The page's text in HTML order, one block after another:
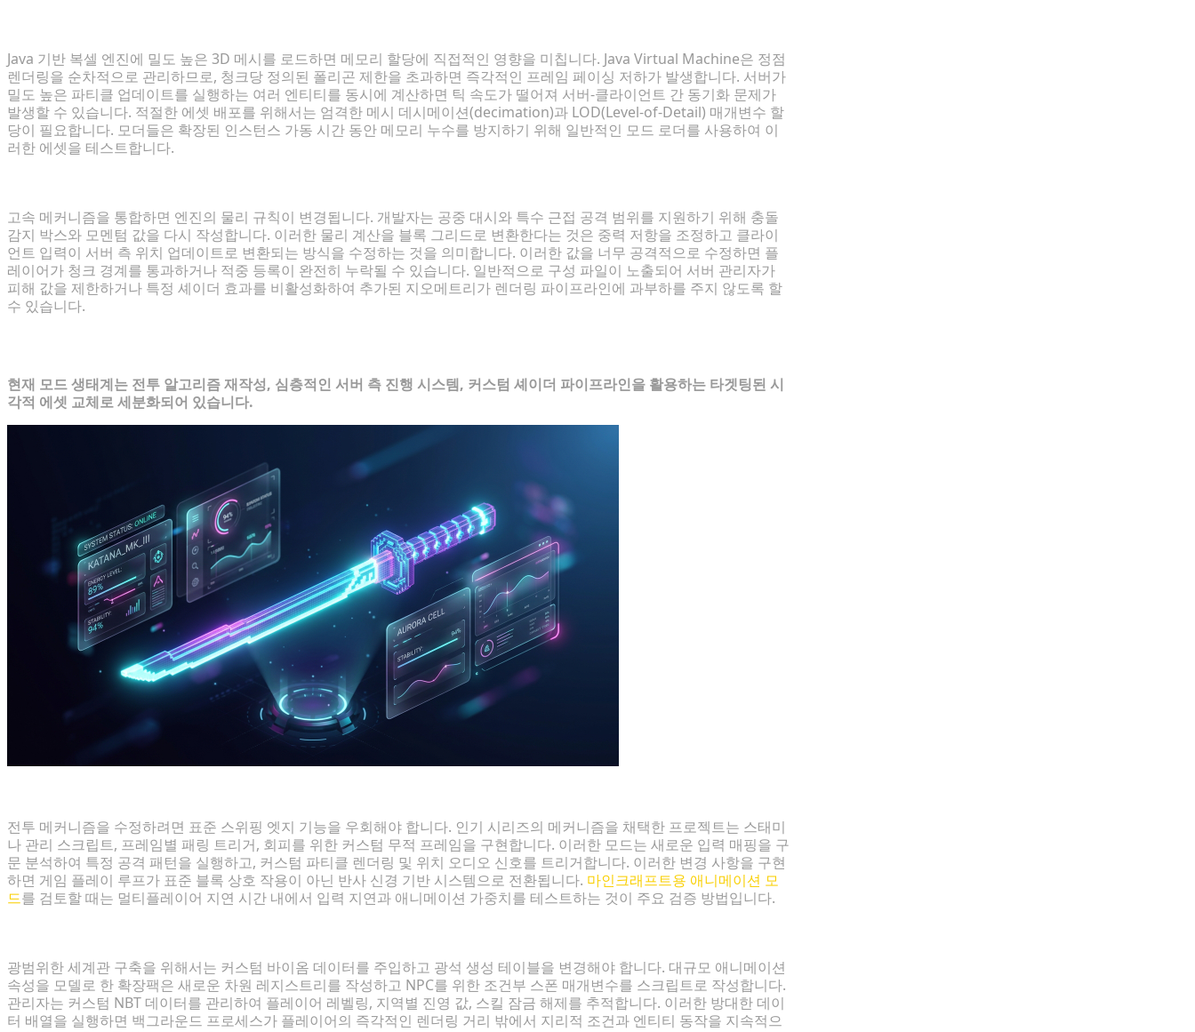
Java 기반 복셀 엔진에 밀도 높은 3D 메시를 로드하면 메모리 할당에 직접적인 영향을 미칩니다. Java Virtual Machine은 정점
렌더링을 순차적으로 관리하므로, 청크당 정의된 폴리곤 제한을 초과하면 즉각적인 프레임 페이싱 저하가 발생합니다. 서버가
밀도 높은 파티클 업데이트를 실행하는 여러 엔티티를 동시에 계산하면 틱 속도가 떨어져 서버-클라이언트 간 동기화 문제가
발생할 수 있습니다. 적절한 에셋 배포를 위해서는 엄격한 메시 데시메이션(decimation)과 LOD(Level-of-Detail) 매개변수 할
당이 필요합니다. 모더들은 확장된 인스턴스 가동 시간 동안 메모리 누수를 방지하기 위해 일반적인 모드 로더를 사용하여 이
러한 에셋을 테스트합니다.
고속 메커니즘을 통합하면 엔진의 물리 규칙이 변경됩니다. 개발자는 공중 대시와 특수 근접 공격 범위를 지원하기 위해 충돌
감지 박스와 모멘텀 값을 다시 작성합니다. 이러한 물리 계산을 블록 그리드로 변환한다는 것은 중력 저항을 조정하고 클라이
언트 입력이 서버 측 위치 업데이트로 변환되는 방식을 수정하는 것을 의미합니다. 이러한 값을 너무 공격적으로 수정하면 플
레이어가 청크 경계를 통과하거나 적중 등록이 완전히 누락될 수 있습니다. 일반적으로 구성 파일이 노출되어 서버 관리자가
피해 값을 제한하거나 특정 셰이더 효과를 비활성화하여 추가된 지오메트리가 렌더링 파이프라인에 과부하를 주지 않도록 할
수 있습니다.
현재 모드 생태계는 전투 알고리즘 재작성, 심층적인 서버 측 진행 시스템, 커스텀 셰이더 파이프라인을 활용하는 타겟팅된 시
각적 에셋 교체로 세분화되어 있습니다.
전투 메커니즘을 수정하려면 표준 스위핑 엣지 기능을 우회해야 합니다. 인기 시리즈의 메커니즘을 채택한 프로젝트는 스태미
나 관리 스크립트, 프레임별 패링 트리거, 회피를 위한 커스텀 무적 프레임을 구현합니다. 이러한 모드는 새로운 입력 매핑을 구
문 분석하여 특정 공격 패턴을 실행하고, 커스텀 파티클 렌더링 및 위치 오디오 신호를 트리거합니다. 이러한 변경 사항을 구현
하면 게임 플레이 루프가 표준 블록 상호 작용이 아닌 반사 신경 기반 시스템으로 전환됩니다. 마인크래프트용 애니메이션 모
드를 검토할 때는 멀티플레이어 지연 시간 내에서 입력 지연과 애니메이션 가중치를 테스트하는 것이 주요 검증 방법입니다.
광범위한 세계관 구축을 위해서는 커스텀 바이옴 데이터를 주입하고 광석 생성 테이블을 변경해야 합니다. 대규모 애니메이션
속성을 모델로 한 확장팩은 새로운 차원 레지스트리를 작성하고 NPC를 위한 조건부 스폰 매개변수를 스크립트로 작성합니다.
관리자는 커스텀 NBT 데이터를 관리하여 플레이어 레벨링, 지역별 진영 값, 스킬 잠금 해제를 추적합니다. 이러한 방대한 데이
터 배열을 실행하면 백그라운드 프로세스가 플레이어의 즉각적인 렌더링 거리 밖에서 지리적 조건과 엔티티 동작을 지속적으